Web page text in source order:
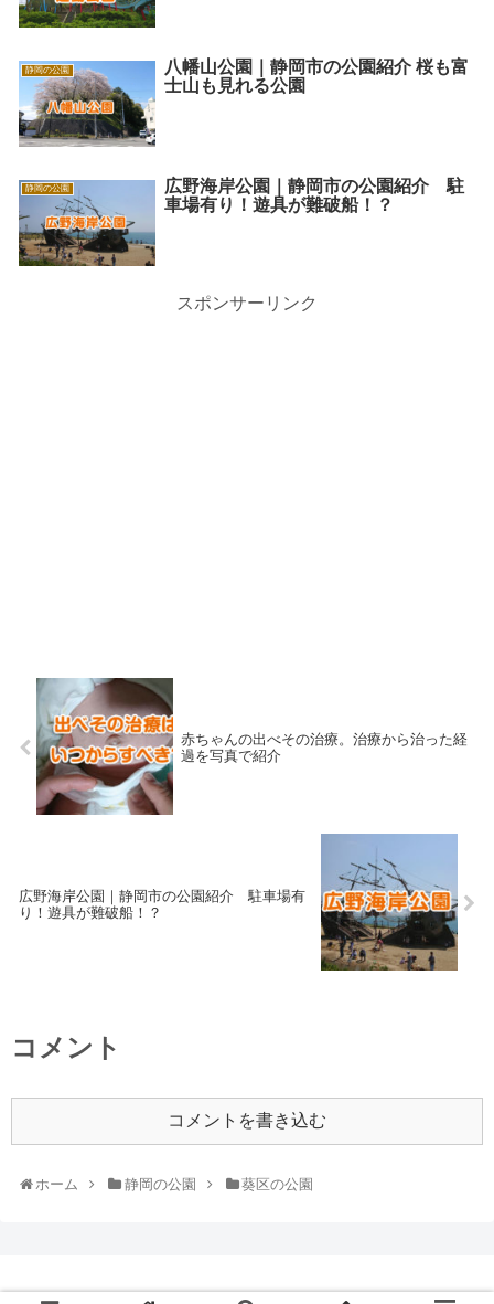
静岡の公園
八幡山公園｜静岡市の公園紹介 桜も富
士山も見れる公園
静岡の公園
広野海岸公園｜静岡市の公園紹介 駐
車場有り！遊具が難破船！？
スポンサーリンク
赤ちゃんの出べその治療。治療から治った経
過を写真で紹介
広野海岸公園｜静岡市の公園紹介 駐車場有
り！遊具が難破船！？
コメント
コメントを書き込む
ホーム 静岡の公園 葵区の公園